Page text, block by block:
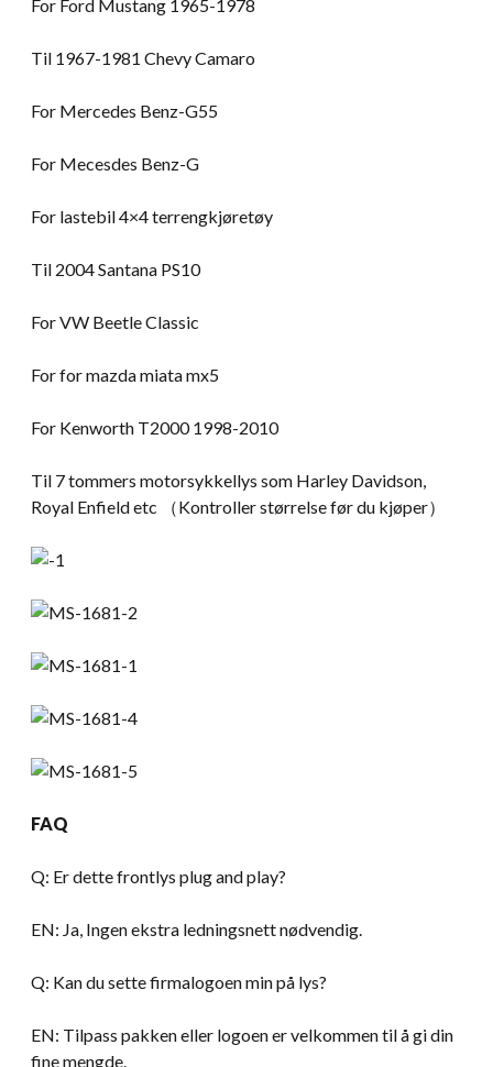
For Ford Mustang 1965-1978
Til 1967-1981 Chevy Camaro
For Mercedes Benz-G55
For Mecesdes Benz-G
For lastebil 4×4 terrengkjøretøy
Til 2004 Santana PS10
For VW Beetle Classic
For for mazda miata mx5
For Kenworth T2000 1998-2010
Til 7 tommers motorsykkellys som Harley Davidson,
Royal Enfield etc （Kontroller størrelse før du kjøper）
FAQ
Q: Er dette frontlys plug and play?
EN: Ja, Ingen ekstra ledningsnett nødvendig.
Q: Kan du sette firmalogoen min på lys?
EN: Tilpass pakken eller logoen er velkommen til å gi din
fine mengde.